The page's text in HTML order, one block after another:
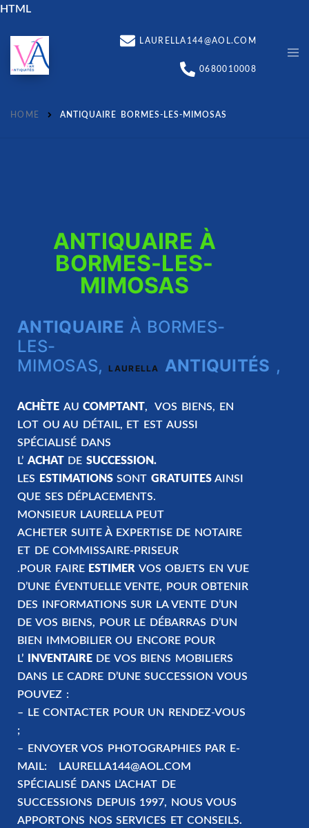
HTML
LAURELLA144@AOL.COM
0680010008
HOME ANTIQUAIRE BORMES-LES-MIMOSAS
ANTIQUAIRE À
BORMES-LES-
MIMOSAS
ANTIQUAIRE À BORMES-
LES-
MIMOSAS,LAURELLA ANTIQUITÉS ,
ACHÈTE AUCOMPTANT, VOS BIENS, EN
LOT OU AU DÉTAIL, ET EST AUSSI
SPÉCIALISÉ DANS
L’ ACHATDE SUCCESSION.
LES
ESTIMATIONSSONT GRATUITESAINSI
QUE SES DÉPLACEMENTS.
MONSIEUR LAURELLA PEUT
ACHETER SUITE À EXPERTISE DE NOTAIRE
ET DE COMMISSAIRE-PRISEUR
.POUR FAIRE ESTIMER VOS OBJETS EN VUE
D’UNE ÉVENTUELLE VENTE, POUR OBTENIR
DES INFORMATIONS SUR LA VENTE D’UN
DE VOS BIENS, POUR LE DÉBARRAS D’UN
BIEN IMMOBILIER OU ENCORE POUR
L’
INVENTAIREDE VOS BIENS MOBILIERS
DANS LE CADRE D’UNE SUCCESSION VOUS
POUVEZ :
– LE CONTACTER POUR UN RENDEZ-VOUS
;
– ENVOYER VOS PHOTOGRAPHIES PAR E-
MAIL:
LAURELLA144@AOL.COM
SPÉCIALISÉ DANS L’ACHAT DE
SUCCESSIONS DEPUIS 1997, NOUS VOUS
APPORTONS NOS SERVICES ET CONSEILS.